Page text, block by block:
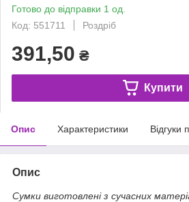
Готово до відправки 1 од.
Код: 551711
Роздріб
391,50 ₴
Купити
Опис Характеристики Відгуки
Опис
Сумки виготовлені з сучасних